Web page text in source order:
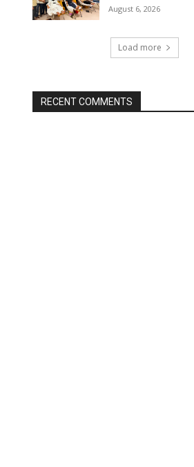
August 6, 2026
Load more
RECENT COMMENTS